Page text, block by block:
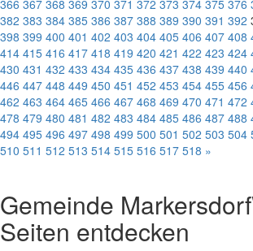
366 367 368 369 370 371 372 373 374 375 376
382 383 384 385 386 387 388 389 390 391 392
398 399 400 401 402 403 404 405 406 407 408
414 415 416 417 418 419 420 421 422 423 424
430 431 432 433 434 435 436 437 438 439 440
446 447 448 449 450 451 452 453 454 455 456
462 463 464 465 466 467 468 469 470 471 472
478 479 480 481 482 483 484 485 486 487 488
494 495 496 497 498 499 500 501 502 503 504
510 511 512 513 514 515 516 517 518 »
Gemeinde Markersdorf
Seiten entdecken